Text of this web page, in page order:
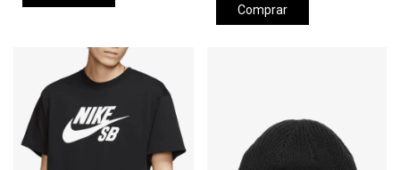
Comprar